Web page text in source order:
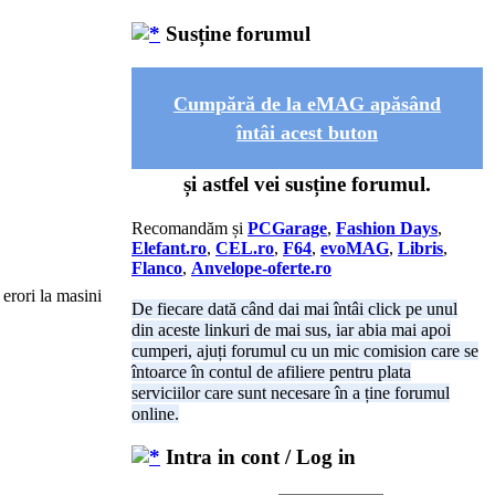
la masini
Susține forumul
Cumpără de la eMAG apăsând
întâi acest buton
și astfel vei susține forumul.
Recomandăm și PCGarage, Fashion Days,
Elefant.ro, CEL.ro, F64, evoMAG, Libris,
Flanco, Anvelope-oferte.ro
De fiecare dată când dai mai întâi click pe unul
din aceste linkuri de mai sus, iar abia mai apoi
cumperi, ajuți forumul cu un mic comision care se
întoarce în contul de afiliere pentru plata
serviciilor care sunt necesare în a ține forumul
online.
Intra in cont / Log in